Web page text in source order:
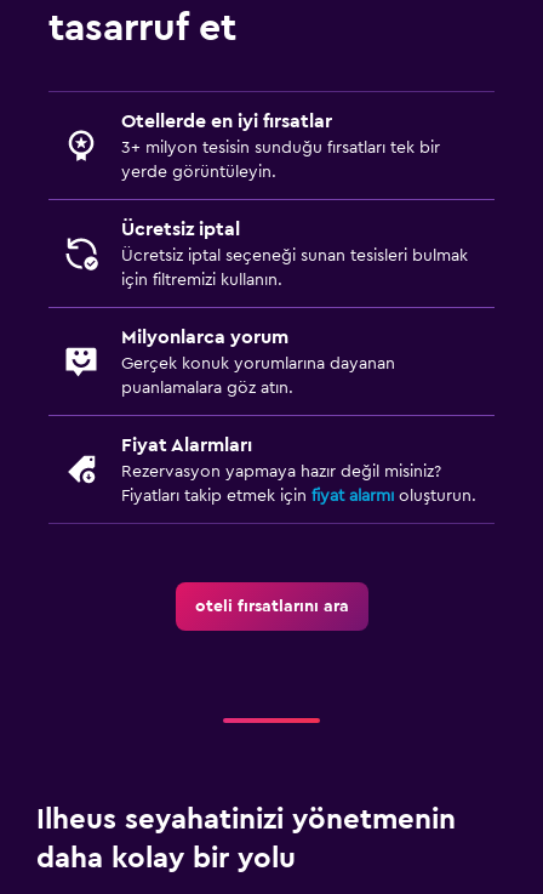
tasarruf et
Otellerde en iyi fırsatlar
3+ milyon tesisin sunduğu fırsatları tek bir
yerde görüntüleyin.
Ücretsiz iptal
Ücretsiz iptal seçeneği sunan tesisleri bulmak
için filtremizi kullanın.
Milyonlarca yorum
Gerçek konuk yorumlarına dayanan
puanlamalara göz atın.
Fiyat Alarmları
Rezervasyon yapmaya hazır değil misiniz?
Fiyatları takip etmek için fiyat alarmı oluşturun.
oteli fırsatlarını ara
Ilheus seyahatinizi yönetmenin
daha kolay bir yolu